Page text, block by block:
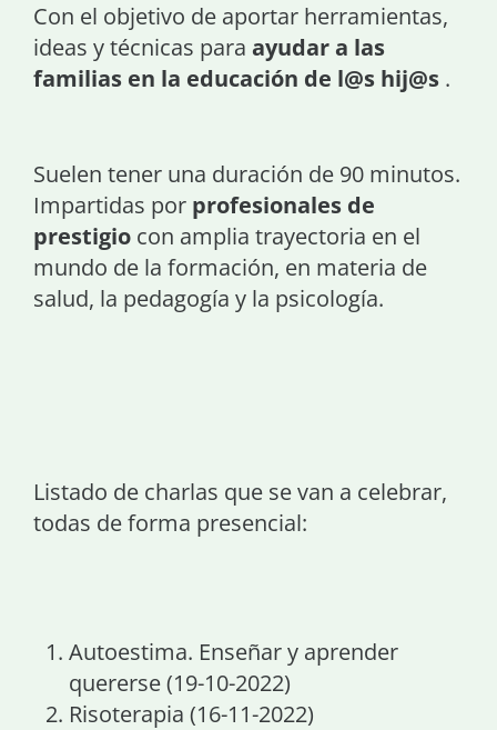
Con el objetivo de aportar herramientas,
ideas y técnicas para ayudar a las
familias en la educación de l@s hij@s .
Suelen tener una duración de 90 minutos.
Impartidas por profesionales de
prestigio con amplia trayectoria en el
mundo de la formación, en materia de
salud, la pedagogía y la psicología.
Listado de charlas que se van a celebrar,
todas de forma presencial:
Autoestima. Enseñar y aprender
quererse (19-10-2022)
Risoterapia (16-11-2022)